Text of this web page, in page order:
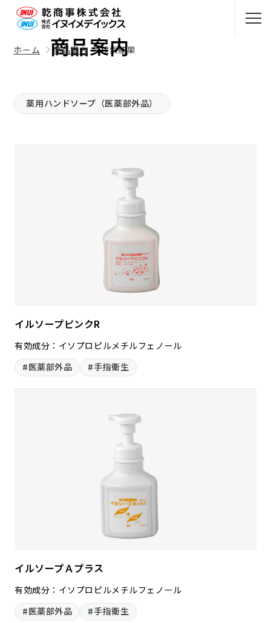
Products
商品案内
ホーム 商品案内 検索結果
薬用ハンドソープ（医薬部外品）
イルソープピンクR
有効成分：イソプロピルメチルフェノール
#医薬部外品
#手指衛生
イルソープＡプラス
有効成分：イソプロピルメチルフェノール
#医薬部外品
#手指衛生